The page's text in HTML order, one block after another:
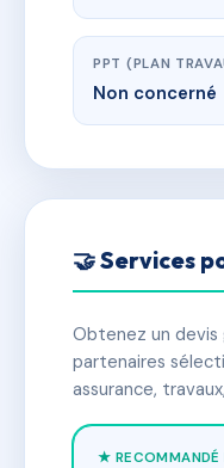
PPT (PLAN
Non concerné
🤝 Services
Obtenez un
partenaires
assurance,
★ RECOMMANDÉ